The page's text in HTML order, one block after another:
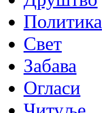
Политика
Свет
Забава
Огласи